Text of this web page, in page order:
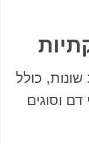
כולל
וסוגים